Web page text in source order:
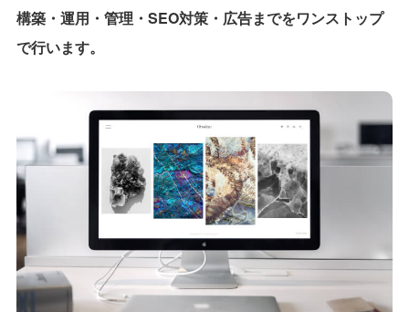
構築・運用・管理・SEO対策・広告までをワンストップ
で行います。